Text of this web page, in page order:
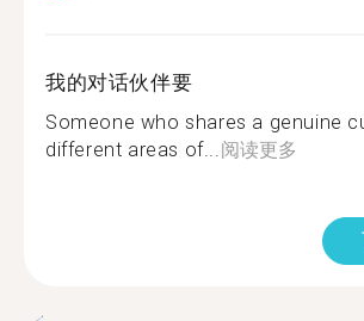
我的对话伙伴要
Someone who shares a genuine
different areas of...阅读更多